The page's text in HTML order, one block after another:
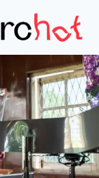
المحتوى